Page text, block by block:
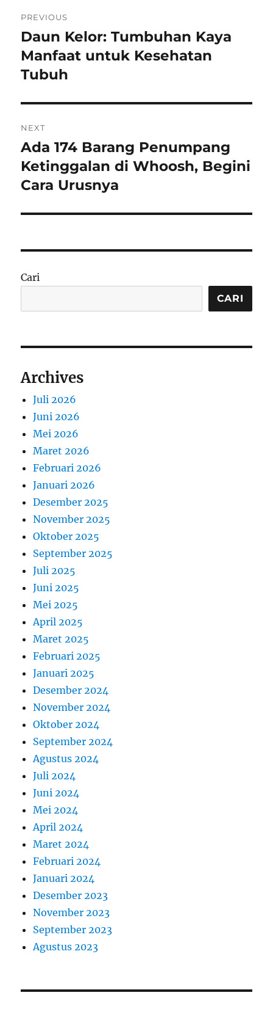
pos
PREVIOUS
Previous
post:
Daun Kelor: Tumbuhan Kaya
Manfaat untuk Kesehatan
Tubuh
NEXT
Next
post:
Ada 174 Barang Penumpang
Ketinggalan di Whoosh, Begini
Cara Urusnya
Cari
CARI
Archives
Juli 2026
Juni 2026
Mei 2026
Maret 2026
Februari 2026
Januari 2026
Desember 2025
November 2025
Oktober 2025
September 2025
Juli 2025
Juni 2025
Mei 2025
April 2025
Maret 2025
Februari 2025
Januari 2025
Desember 2024
November 2024
Oktober 2024
September 2024
Agustus 2024
Juli 2024
Juni 2024
Mei 2024
April 2024
Maret 2024
Februari 2024
Januari 2024
Desember 2023
November 2023
September 2023
Agustus 2023